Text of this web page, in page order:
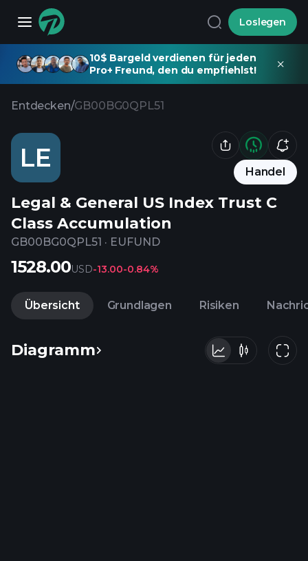
Loslegen
10$ Bargeld verdienen für jeden
Pro+ Freund, den du empfiehlst!
Entdecken/GB00BG0QPL51
LE Handel
Legal & General US Index Trust C
Class Accumulation
GB00BG0QPL51 · EUFUND
1528.00USD-13.00-0.84%
Übersicht Grundlagen Risiken
Diagramm